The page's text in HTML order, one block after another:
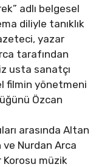
adlı belgesel
diliyle tanıklık
yazar
tarafından
usta sanatçı
filmin yönetmeni
Özcan
arasında Altan
Nurdan Arca
Korosu müzik